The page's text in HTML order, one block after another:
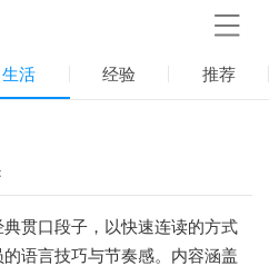
生活 经验 推荐
典贯口段子，以快速连读的方式
语言技巧与节奏感。内容涵盖